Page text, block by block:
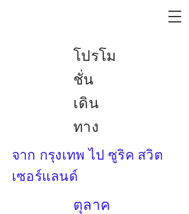
โปรโม
ชั่น
เดิน
ทาง
จาก กรุงเทพ ไป ซูริค สวิต
เซอร์แลนด์
ตุลาค